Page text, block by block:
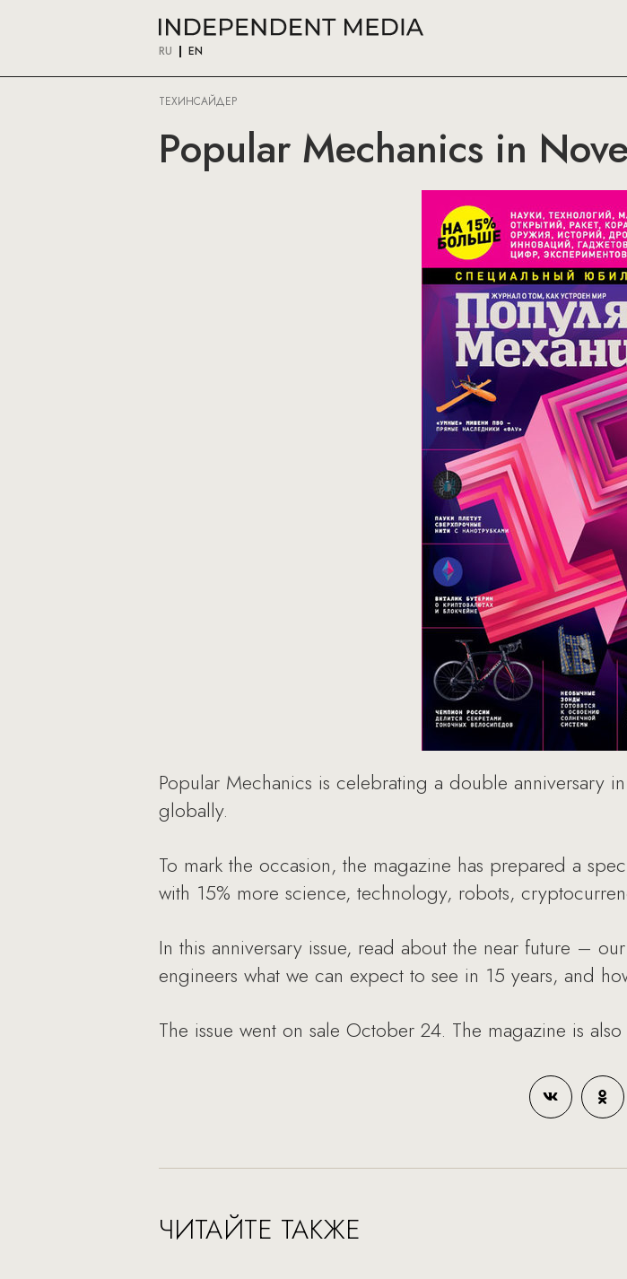
RU EN
ТЕХИНСАЙДЕР
Popular Mechanics in
Popular Mechanics is celebrating a double anniversary
globally.
To mark the occasion, the magazine has prepared a
with 15% more science, technology, robots,
In this anniversary issue, read about the near future –
engineers what we can expect to see in 15 years, and
The issue went on sale October 24. The magazine is
ЧИТАЙТЕ ТАКЖЕ